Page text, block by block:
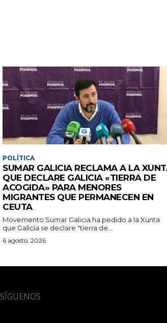
POLÍTICA
SUMAR GALICIA RECLAMA A LA
QUE DECLARE GALICIA «TIERRA DE
ACOGIDA» PARA MENORES
MIGRANTES QUE PERMANECEN EN
CEUTA
Movemento Sumar Galicia ha pedido a la Xunta
que Galicia se declare "tierra de...
6 agosto, 2026
SÍGUENOS